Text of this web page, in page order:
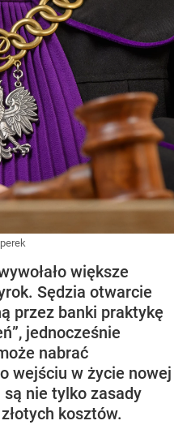
większe
Sędzia otwarcie
przez banki praktykę
jednocześnie
nabrać
wejściu w życie nowej
nie tylko zasady
kosztów.